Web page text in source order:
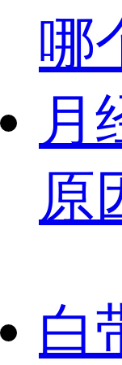
哪
月
原
白